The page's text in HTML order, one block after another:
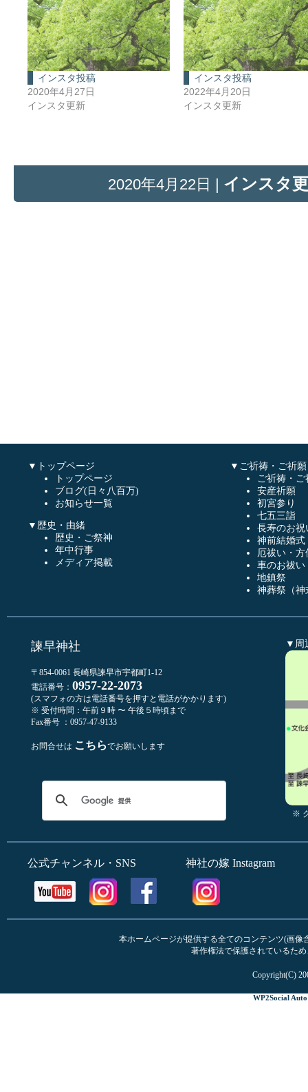
インスタ投稿
2020年4月27日
インスタ更新
インスタ投稿
2022年4月20日
インスタ更新
2020年4月22日 | インスタ
▼トップページ
トップページ
ブログ(日々八百万)
お知らせ一覧
▼歴史・由緒
歴史・ご祭神
年中行事
メディア掲載
▼ご祈祷・ご祈願
ご祈祷・
安産祈願
初宮参り
七五三詣
長寿のお祝
神前結婚式
厄祓い・方
車のお祓い
地鎮祭
神葬祭（神
諫早神社
〒854-0061 長崎県諫早市宇都町1-12
電話番号： 0957-22-2073
(スマフォの方は電話番号を押すと電話がかかります)
※ 受付時間：午前９時 〜 午後５時頃まで
Fax番号 ：0957-47-9133
お問合せは こちらでお願いします
▼周
※
公式チャンネル・SNS 神社の嫁 Instagram
本ホームページが提供する全てのコンテンツ(画
著作権法で保護されているた
Copyright(C)
WP2Social